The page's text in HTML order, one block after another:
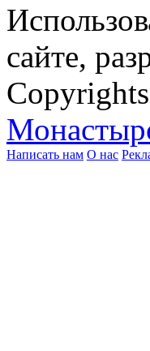
сайте,
Написать нам О нас